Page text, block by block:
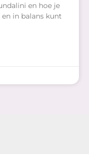
en hoe je
in balans kunt